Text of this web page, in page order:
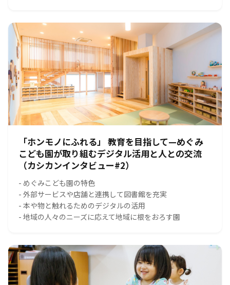
「ホンモノにふれる」 教育を目指して—めぐみ
こども園が取り組むデジタル活用と人との交流
（カシカンインタビュー#2）
- めぐみこども園の特色
- 外部サービスや店舗と連携して図書館を充実
- 本や物と触れるためのデジタルの活用
- 地域の人々のニーズに応えて地域に根をおろす園